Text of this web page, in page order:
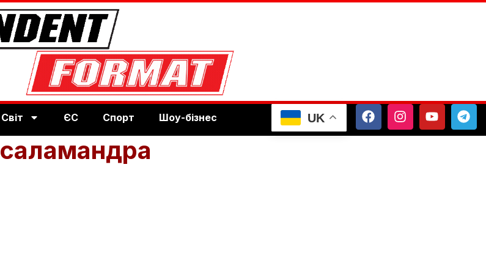
Світ ЄС Спорт Шоу-бізнес UK
саламандра